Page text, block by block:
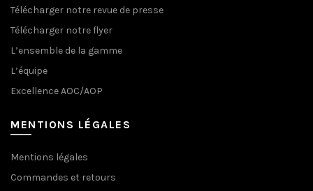
Télécharger notre revue de presse
Télécharger notre flyer
L’ensemble de la gamme
L’équipe
Excellence AOC/AOP
MENTIONS LÉGALES
Mentions légales
Commandes et retours